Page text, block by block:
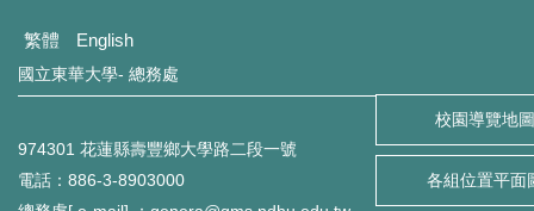
繁體 English
國立東華大學- 總務處
974301 花蓮縣壽豐鄉大學路二段一號
電話：886-3-8903000
校園導覽地圖
各組位置平面